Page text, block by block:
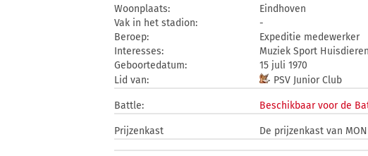
Woonplaats:
Eindhoven
Vak in het stadion:
-
Beroep:
Expeditie medewerker
Interesses:
Muziek Sport
Geboortedatum:
15 juli 1970
Lid van:
PSV Junior Club
Battle: Beschikbaar voor de
Prijzenkast De prijzenkast van